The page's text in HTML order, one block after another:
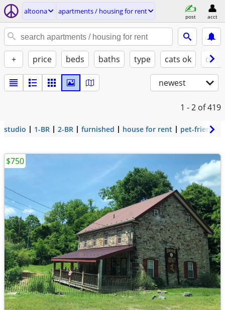
altoona apartments / housing for rent
post acct
+ price beds baths type cats ok
newest
1 - 2 of 419
studio 1-BR 2-BR furnished house for rent pet-friendly
$750